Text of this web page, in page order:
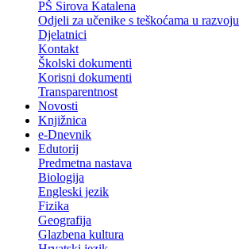
PŠ Sirova Katalena
Odjeli za učenike s teškoćama u razvoju
Djelatnici
Kontakt
Školski dokumenti
Korisni dokumenti
Transparentnost
Novosti
Knjižnica
e-Dnevnik
Edutorij
Predmetna nastava
Biologija
Engleski jezik
Fizika
Geografija
Glazbena kultura